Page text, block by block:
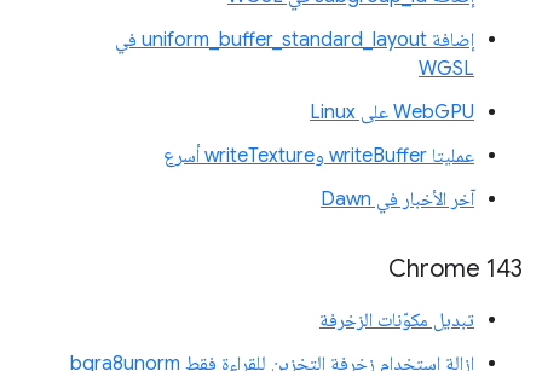
إضافة uniform_buffer_standard_layout في
WGSL
WebGPU على Linux
عمليتا writeBuffer وwriteTexture أسرع
آخر الأخبار في Dawn
Chrome 143
تبديل مكوّنات الزخرفة
إزالة استخدام زخرفة التخزين للقراءة فقط bgra8unorm